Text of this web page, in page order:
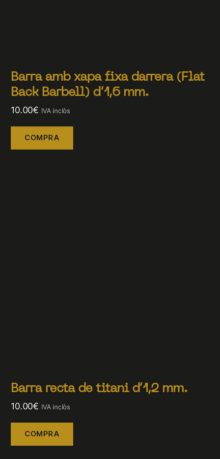
Barra amb xapa fixa darrera (Flat
Back Barbell) d’1,6 mm.
10.00€ IVA inclòs
COMPRA
Barra recta de titani d’1,2 mm.
10.00€ IVA inclòs
COMPRA